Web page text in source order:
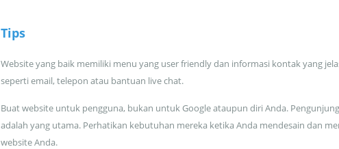
Tips
Website yang baik memiliki menu yang user friendly dan informasi kontak yang
seperti email, telepon atau bantuan live chat.
Buat website untuk pengguna, bukan untuk Google ataupun diri Anda.
adalah yang utama. Perhatikan kebutuhan mereka ketika Anda mendesain dan
website Anda.